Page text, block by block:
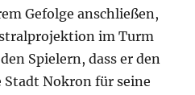
Gefolge anschließen,
im Turm
Spielern, dass er den
Nokron für seine